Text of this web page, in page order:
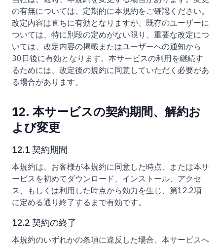
の有無については、定期的に本規約をご確認ください。
改定内容は直ちに有効となりますが、既存のユーザーに
ついては、特に別段の定めがない限り、重要な改定につ
いては、改定内容の掲載またはユーザーへの通知から
30日後に有効となります。本サービスの利用を継続す
るためには、改定後の規約に同意していただく必要があ
る場合があります。
12. 本サービスの契約期間、解約お
よび変更
12.1 契約期間
本規約は、お客様が本規約に同意した時点、または本サ
ービスを初めてダウンロード、インストール、アクセ
ス、もしくは利用した時点から効力を生じ、第12.2項
に定める通り終了するまで有効です。
12.2 契約の終了
本規約のいずれかの条項に違反した場合、本サービスへ